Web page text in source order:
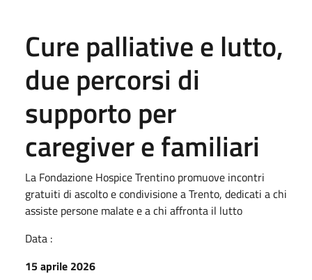
Cure palliative e lutto,
due percorsi di
supporto per
caregiver e familiari
La Fondazione Hospice Trentino promuove incontri
gratuiti di ascolto e condivisione a Trento, dedicati a chi
assiste persone malate e a chi affronta il lutto
Data :
15 aprile 2026